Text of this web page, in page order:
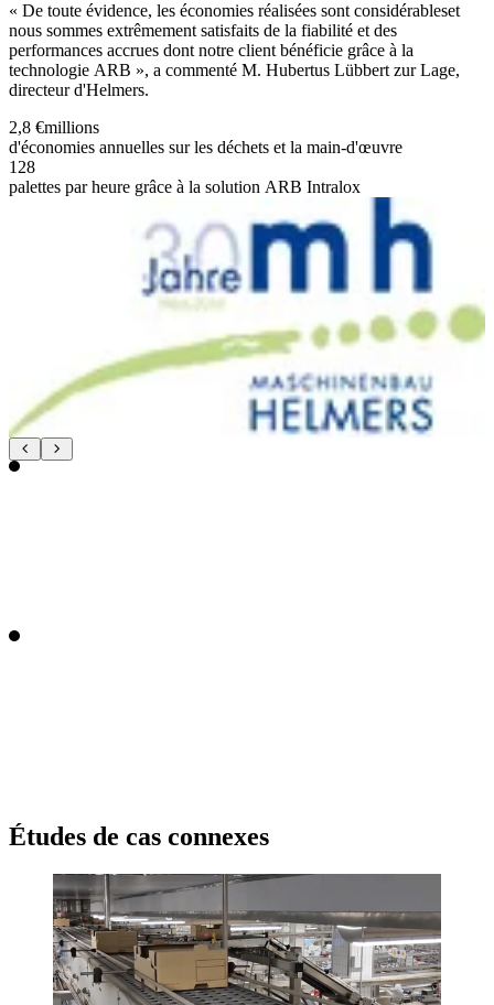
« De toute évidence, les économies réalisées sont considérableset
nous sommes extrêmement satisfaits de la fiabilité et des
performances accrues dont notre client bénéficie grâce à la
technologie ARB », a commenté M. Hubertus Lübbert zur Lage,
directeur d'Helmers.
2,8 €millions
d'économies annuelles sur les déchets et la main-d'œuvre
128
palettes par heure grâce à la solution ARB Intralox
Études de cas connexes